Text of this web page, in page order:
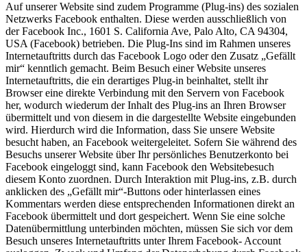
Auf unserer Website sind zudem Programme (Plug-ins) des sozialen
Netzwerks Facebook enthalten. Diese werden ausschließlich von
der Facebook Inc., 1601 S. California Ave, Palo Alto, CA 94304,
USA (Facebook) betrieben. Die Plug-Ins sind im Rahmen unseres
Internetauftritts durch das Facebook Logo oder den Zusatz „Gefällt
mir“ kenntlich gemacht. Beim Besuch einer Website unseres
Internetauftritts, die ein derartiges Plug-in beinhaltet, stellt ihr
Browser eine direkte Verbindung mit den Servern von Facebook
her, wodurch wiederum der Inhalt des Plug-ins an Ihren Browser
übermittelt und von diesem in die dargestellte Website eingebunden
wird. Hierdurch wird die Information, dass Sie unsere Website
besucht haben, an Facebook weitergeleitet. Sofern Sie während des
Besuchs unserer Website über Ihr persönliches Benutzerkonto bei
Facebook eingeloggt sind, kann Facebook den Websitebesuch
diesem Konto zuordnen. Durch Interaktion mit Plug-ins, z.B. durch
anklicken des „Gefällt mir“-Buttons oder hinterlassen eines
Kommentars werden diese entsprechenden Informationen direkt an
Facebook übermittelt und dort gespeichert. Wenn Sie eine solche
Datenübermittlung unterbinden möchten, müssen Sie sich vor dem
Besuch unseres Internetauftritts unter Ihrem Facebook- Account